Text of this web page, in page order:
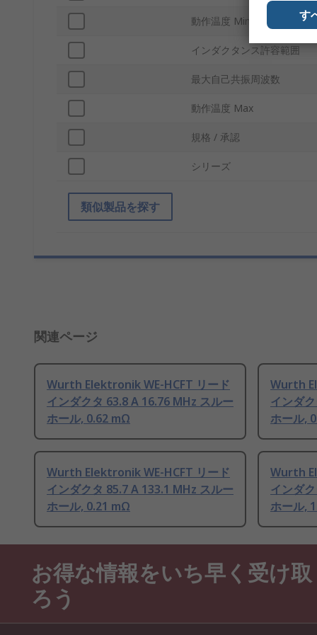
動作温度 Min
インダクタンス許容範囲
最大自己共振周波数
動作温度 Max
規格 / 承認
シリーズ
類似製品を探す
関連ページ
Wurth Elektronik WE-HCFT リード
インダクタ 63.8 A 16.76 MHz スルー
ホール, 0.62 mΩ
Wurth
インダ
ホール,
Wurth Elektronik WE-HCFT リード
インダクタ 85.7 A 133.1 MHz スルー
ホール, 0.21 mΩ
Wurth
インダ
ホール,
お得な情報をいち早く受け取
ろう
す